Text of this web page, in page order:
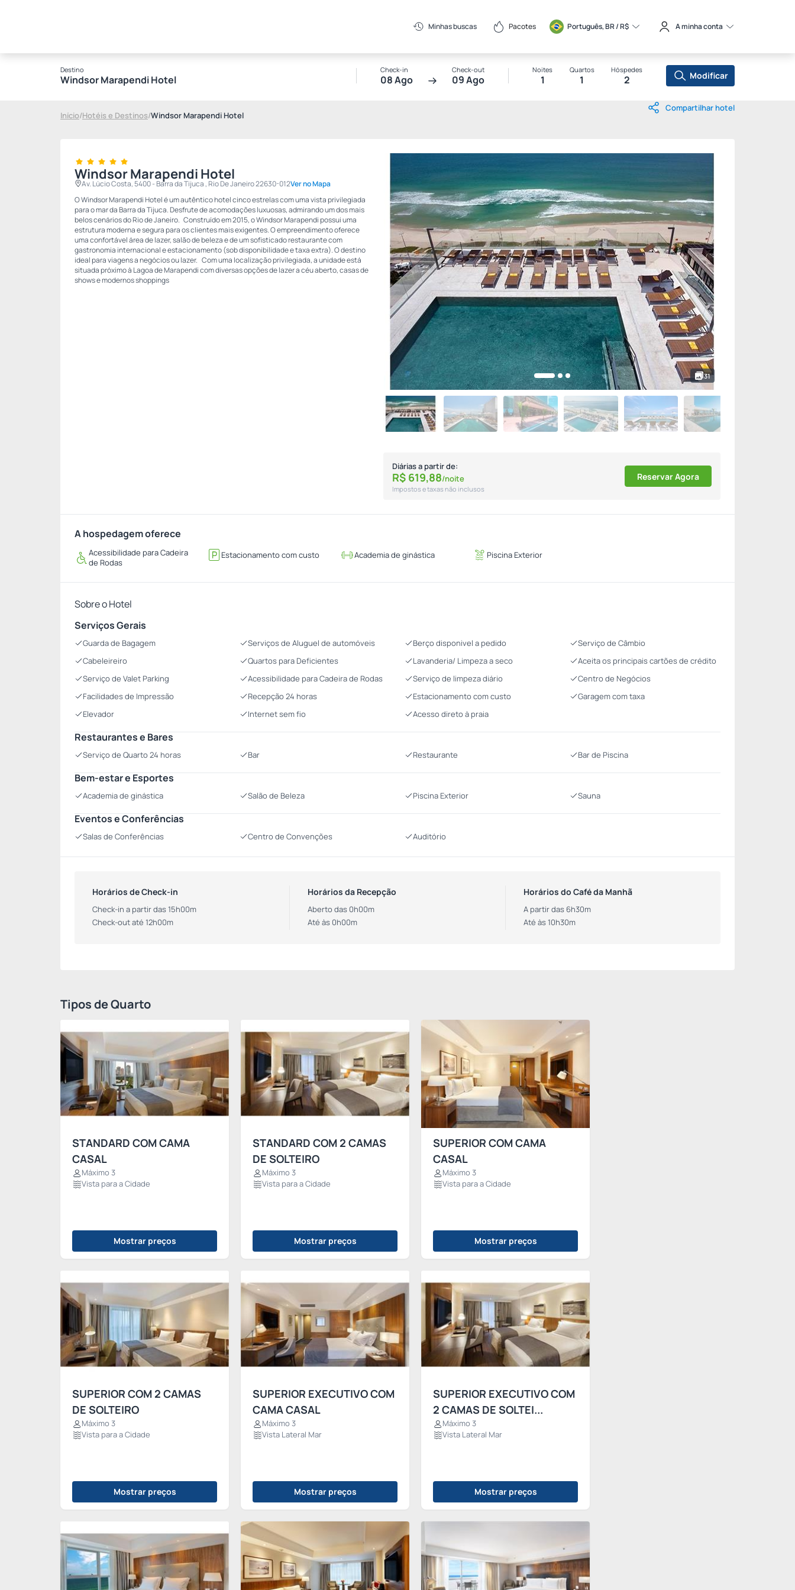
Minhas buscas Pacotes Português, BR / R$ A minha conta
Destino
Windsor Marapendi Hotel
Check-in
08 Ago
Check-out
09 Ago
Noites
1
Quartos
1
Hóspedes
2 Modificar
Início/Hotéis e Destinos/Windsor Marapendi Hotel
Compartilhar hotel
Windsor Marapendi Hotel
Av. Lúcio Costa, 5400 - Barra da Tijuca , Rio De Janeiro 22630-012Ver no Mapa
O Windsor Marapendi Hotel é um autêntico hotel cinco estrelas com uma vista privilegiada
para o mar da Barra da Tijuca. Desfrute de acomodações luxuosas, admirando um dos mais
belos cenários do Rio de Janeiro. Construído em 2015, o Windsor Marapendi possui uma
estrutura moderna e segura para os clientes mais exigentes. O empreendimento oferece
uma confortável área de lazer, salão de beleza e de um sofisticado restaurante com
gastronomia internacional e estacionamento (sob disponibilidade e taxa extra). O destino
ideal para viagens a negócios ou lazer. Com uma localização privilegiada, a unidade está
situada próximo à Lagoa de Marapendi com diversas opções de lazer a céu aberto, casas de
shows e modernos shoppings
31
Diárias a partir de:
R$ 619,88/noite
Impostos e taxas não inclusos
Reservar Agora
A hospedagem oferece
Acessibilidade para Cadeira
de Rodas
Estacionamento com custo Academia de ginástica Piscina Exterior
Sobre o Hotel
Serviços Gerais
Guarda de Bagagem Serviços de Aluguel de automóveis Berço disponivel a pedido
Serviço de Câmbio
Cabeleireiro
Quartos para Deficientes Lavanderia/ Limpeza a seco
Aceita os principais cartões de crédito
Serviço de Valet Parking
Acessibilidade para Cadeira de Rodas Serviço de limpeza diário
Centro de Negócios
Facilidades de Impressão
Recepção 24 horas Estacionamento com custo
Garagem com taxa
Elevador
Internet sem fio Acesso direto à praia
Restaurantes e Bares
Serviço de Quarto 24 horas Bar Restaurante Bar de Piscina
Bem-estar e Esportes
Academia de ginástica Salão de Beleza Piscina Exterior Sauna
Eventos e Conferências
Salas de Conferências Centro de Convenções Auditório
Horários de Check-in
Check-in a partir das 15h00m
Check-out até 12h00m
Horários da Recepção
Aberto das 0h00m
Até às 0h00m
Horários do Café da Manhã
A partir das 6h30m
Até às 10h30m
Tipos de Quarto
STANDARD COM CAMA
CASAL
Máximo 3
Vista para a Cidade
Mostrar preços
STANDARD COM 2 CAMAS
DE SOLTEIRO
Máximo 3
Vista para a Cidade
Mostrar preços
SUPERIOR COM CAMA
CASAL
Máximo 3
Vista para a Cidade
Mostrar preços
SUPERIOR COM 2 CAMAS
DE SOLTEIRO
Máximo 3
Vista para a Cidade
Mostrar preços
SUPERIOR EXECUTIVO COM
CAMA CASAL
Máximo 3
Vista Lateral Mar
Mostrar preços
SUPERIOR EXECUTIVO COM
2 CAMAS DE SOLTEI...
Máximo 3
Vista Lateral Mar
Mostrar preços